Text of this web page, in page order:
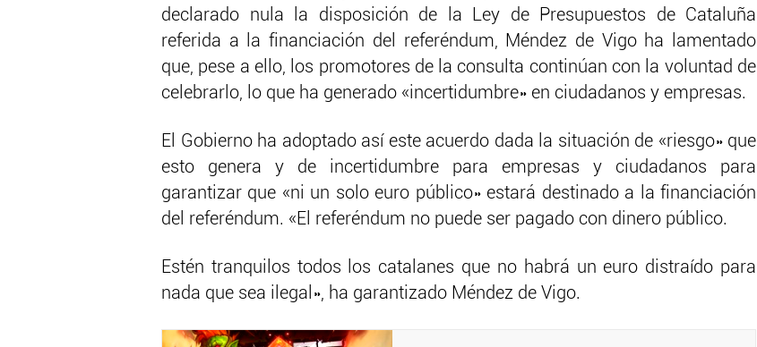
declarado nula la disposición de la Ley de Presupuestos de Cataluña
referida a la financiación del referéndum, Méndez de Vigo ha lamentado
que, pese a ello, los promotores de la consulta continúan con la voluntad de
celebrarlo, lo que ha generado «incertidumbre» en ciudadanos y empresas.
El Gobierno ha adoptado así este acuerdo dada la situación de «riesgo» que
esto genera y de incertidumbre para empresas y ciudadanos para
garantizar que «ni un solo euro público» estará destinado a la financiación
del referéndum. «El referéndum no puede ser pagado con dinero público.
Estén tranquilos todos los catalanes que no habrá un euro distraído para
nada que sea ilegal», ha garantizado Méndez de Vigo.